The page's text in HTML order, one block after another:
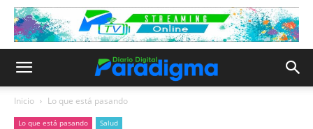
Inicio Lo que está pasando
Lo que está pasando Salud